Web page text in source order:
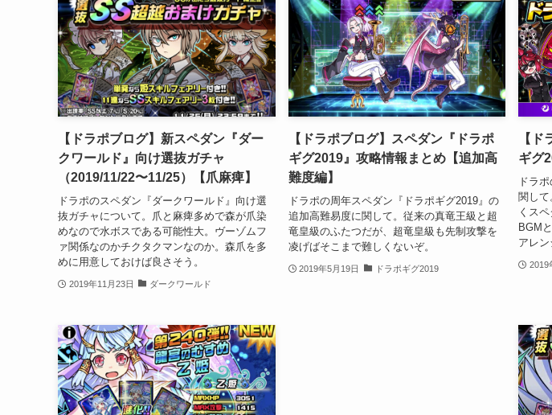
【ドラポブログ】新スペダン『ダー
クワールド』向け選抜ガチャ
（2019/11/22〜11/25）【爪麻痺】
ドラポのスペダン『ダークワールド』向け選
抜ガチャについて。爪と麻痺多めで森が爪染
めなので水ボスである可能性大。ヴーゾムフ
ァ関係なのかチクタクマンなのか。森爪を多
めに用意しておけば良さそう。
2019年11月23日 ダークワールド
【ドラポブログ】スペダン『ドラポ
ギグ2019』攻略情報まとめ【追加高
難度編】
ドラポの周年スペダン『ドラポギグ2019』の
追加高難易度に関して。従来の真竜王級と超
竜皇級のふたつだが、超竜皇級も先制攻撃を
凌げばそこまで難しくないぞ。
2019年5月19日 ドラポギグ2019
【
ギグ
ドラ
関し
くス
BGM
アレン
2019